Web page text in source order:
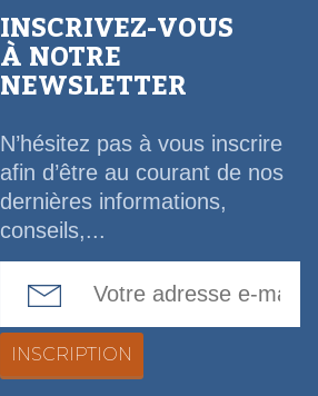
INSCRIVEZ-VOUS
À NOTRE
NEWSLETTER
N’hésitez pas à vous inscrire
afin d’être au courant de nos
dernières informations,
conseils,...